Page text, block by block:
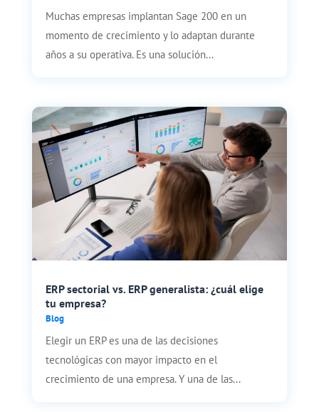
Muchas empresas implantan Sage 200 en un
momento de crecimiento y lo adaptan durante
años a su operativa. Es una solución...
ERP sectorial vs. ERP generalista: ¿cuál elige
tu empresa?
Blog
Elegir un ERP es una de las decisiones
tecnológicas con mayor impacto en el
crecimiento de una empresa. Y una de las...